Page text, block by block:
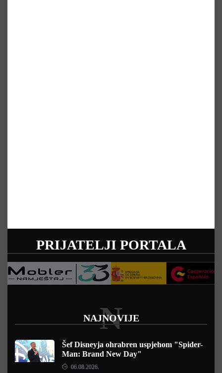
PRIJATELJI PORTALA
NAJNOVIJE
N
Šef Disneyja ohrabren uspjehom "Spider-
Man: Brand New Day"
06.08.2026.